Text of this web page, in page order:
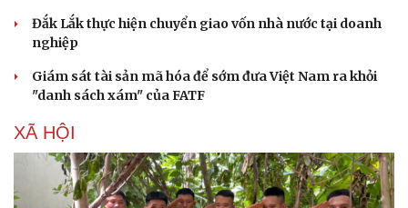
Đắk Lắk thực hiện chuyển giao vốn nhà nước tại doanh
nghiệp
Giám sát tài sản mã hóa để sớm đưa Việt Nam ra khỏi
"danh sách xám" của FATF
XÃ HỘI